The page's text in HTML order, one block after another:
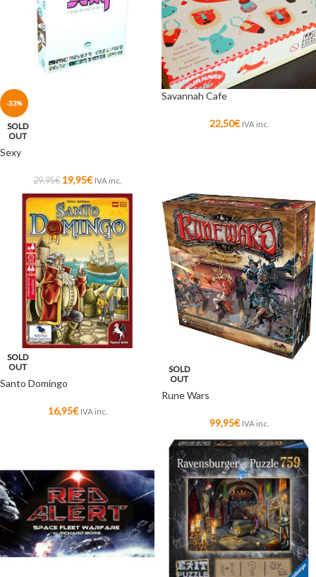
-33%
SOLD
OUT
Sexy
29,95€ 19,95€ IVA inc.
Savannah Cafe
22,50€ IVA inc.
SOLD
OUT
Santo Domingo
16,95€ IVA inc.
SOLD
OUT
Rune Wars
99,95€ IVA inc.